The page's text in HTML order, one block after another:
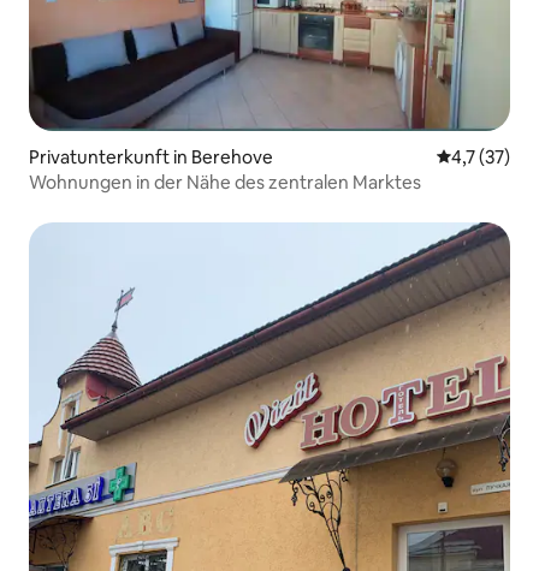
Privatunterkunft in Berehove
4,7 (37)
Wohnungen in der Nähe des zentralen Marktes